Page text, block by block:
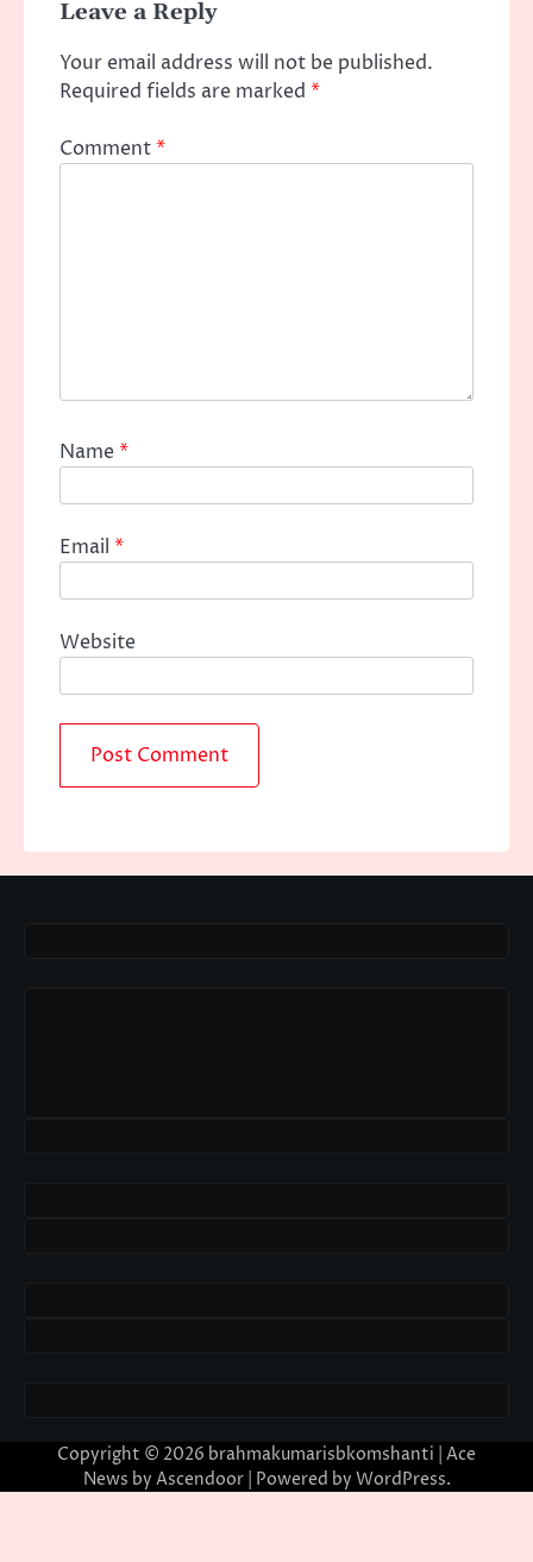
Leave a Reply
Your email address will not be published.
Required fields are marked *
Comment*
Name*
Email *
Website
Copyright © 2026 brahmakumarisbkomshanti | Ace
News by Ascendoor| Powered by WordPress.